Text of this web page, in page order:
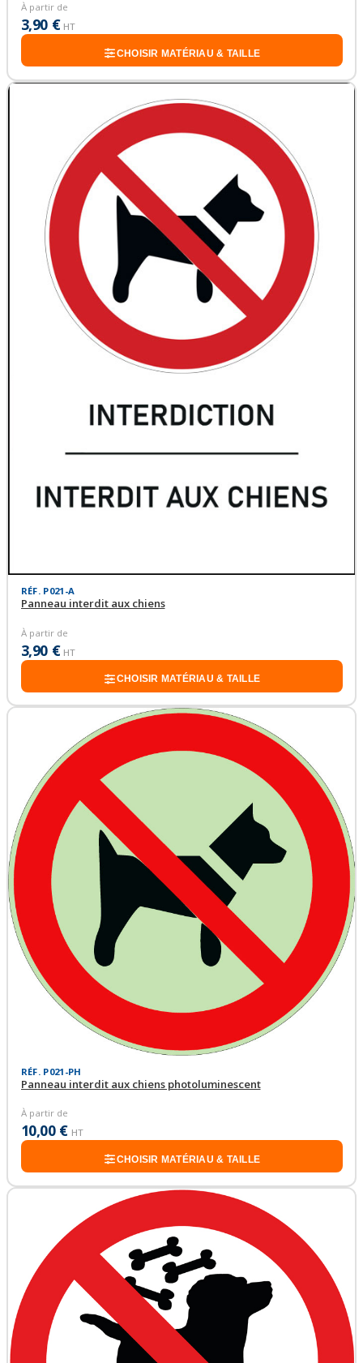
À partir de
3,90 € HT
CHOISIR MATÉRIAU & TAILLE
RÉF. P021-A
Panneau interdit aux chiens
À partir de
3,90 € HT
CHOISIR MATÉRIAU & TAILLE
RÉF. P021-PH
Panneau interdit aux chiens photoluminescent
À partir de
10,00 € HT
CHOISIR MATÉRIAU & TAILLE